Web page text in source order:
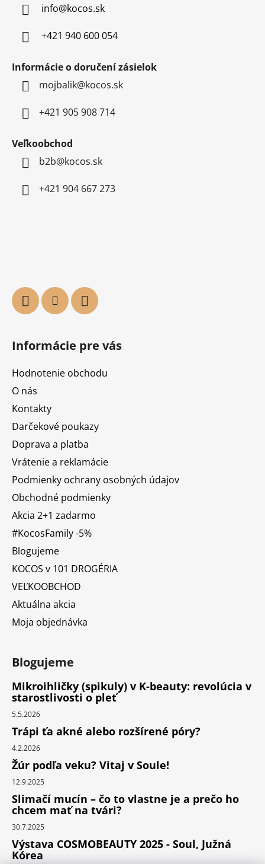
info@kocos.sk
+421 940 600 054
Informácie o doručení zásielok
mojbalik@kocos.sk
+421 905 908 714
Veľkoobchod
b2b@kocos.sk
+421 904 667 273
Informácie pre vás
Hodnotenie obchodu
O nás
Kontakty
Darčekové poukazy
Doprava a platba
Vrátenie a reklamácie
Podmienky ochrany osobných údajov
Obchodné podmienky
Akcia 2+1 zadarmo
#KocosFamily -5%
Blogujeme
KOCOS v 101 DROGÉRIA
VEĽKOOBCHOD
Aktuálna akcia
Moja objednávka
Blogujeme
Mikroihličky (spikuly) v K-beauty: revolúcia v
starostlivosti o pleť
5.5.2026
Trápi ťa akné alebo rozšírené póry?
4.2.2026
Žúr podľa veku? Vitaj v Soule!
12.9.2025
Slimačí mucín – čo to vlastne je a prečo ho
chcem mať na tvári?
30.7.2025
Výstava COSMOBEAUTY 2025 - Soul, Južná
Kórea